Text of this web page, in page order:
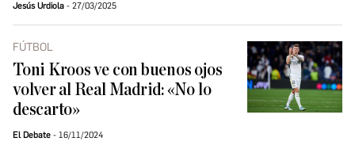
Jesús Urdiola 27/03/2025
FÚTBOL
Toni Kroos ve con buenos ojos
volver al Real Madrid: «No lo
descarto»
El Debate 16/11/2024